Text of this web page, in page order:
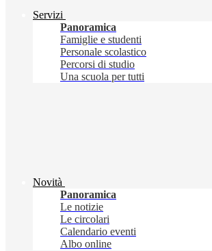
Servizi
Panoramica
Famiglie e studenti
Personale scolastico
Percorsi di studio
Una scuola per tutti
Novità
Panoramica
Le notizie
Le circolari
Calendario eventi
Albo online